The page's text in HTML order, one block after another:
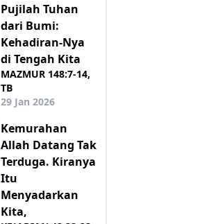
Pujilah Tuhan
dari Bumi:
Kehadiran-Nya
di Tengah Kita
MAZMUR 148:7-14,
TB
29 Jan 2026
Kemurahan
Allah Datang Tak
Terduga. Kiranya
Itu
Menyadarkan
Kita,